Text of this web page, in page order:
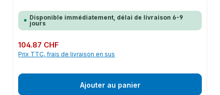
Disponible immédiatement, délai de livraison 6-9
jours
Prix régulier :
104.87 CHF
Prix TTC, frais de livraison en sus
Ajouter au panier